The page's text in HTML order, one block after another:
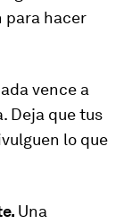
para hacer
vence a
Deja que tus
lo que
Una